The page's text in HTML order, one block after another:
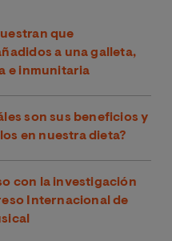
que
a una galleta,
e inmunitaria
son sus beneficios y
en nuestra dieta?
con la investigación
Internacional de